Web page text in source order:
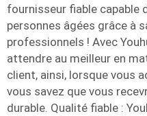
fournisseur fiable capable
personnes âgées grâce à
professionnels ! Avec
attendre au meilleur en
client, ainsi, lorsque vous
vous savez que vous
durable. Qualité fiable :